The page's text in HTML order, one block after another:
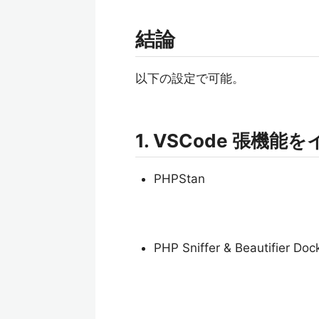
結論
以下の設定で可能。
1. VSCode 張機能を
PHPStan
PHP Sniffer & Beautifier